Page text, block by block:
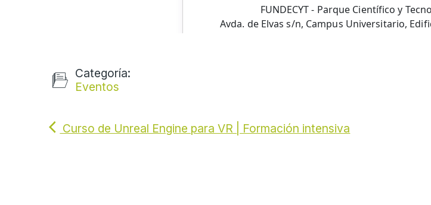
Categoría:
Eventos
Curso de Unreal Engine para VR | Formación intensiva